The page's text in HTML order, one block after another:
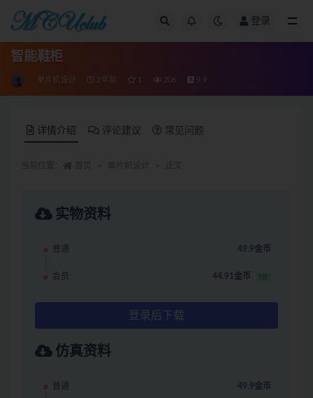
登录
智能鞋柜
单片机设计 2年前 1 206 9.9
详情介绍 评论建议 常见问题
实物资料
普通 49.9金币
会员 44.91金币 9折
登录后下载
仿真资料
普通 49.9金币